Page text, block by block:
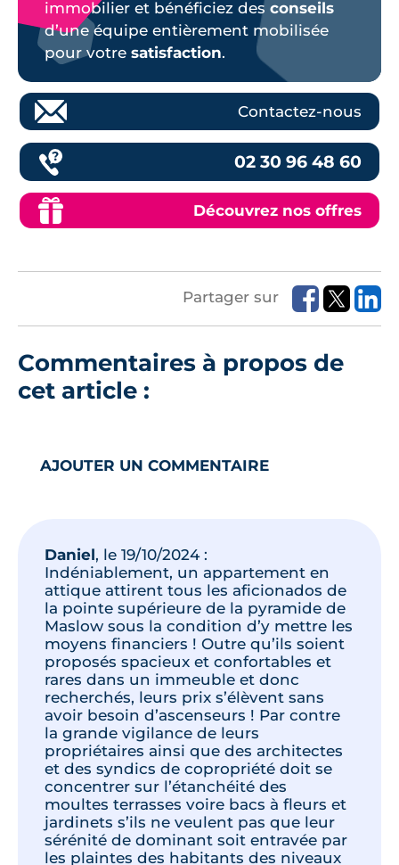
immobilier et bénéficiez des conseils
d’une équipe entièrement mobilisée
pour votre satisfaction.
Contactez-nous
02 30 96 48 60
Découvrez nos offres
Partager sur
Commentaires à propos de
cet article :
AJOUTER UN COMMENTAIRE
Daniel, le 19/10/2024:
Indéniablement, un appartement en
attique attirent tous les aficionados de
la pointe supérieure de la pyramide de
Maslow sous la condition d’y mettre les
moyens financiers ! Outre qu’ils soient
proposés spacieux et confortables et
rares dans un immeuble et donc
recherchés, leurs prix s’élèvent sans
avoir besoin d’ascenseurs ! Par contre
la grande vigilance de leurs
propriétaires ainsi que des architectes
et des syndics de copropriété doit se
concentrer sur l’étanchéité des
moultes terrasses voire bacs à fleurs et
jardinets s’ils ne veulent pas que leur
sérénité de dominant soit entravée par
les plaintes des habitants des niveaux